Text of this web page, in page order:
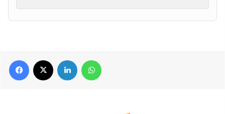
Facebook Linkedin